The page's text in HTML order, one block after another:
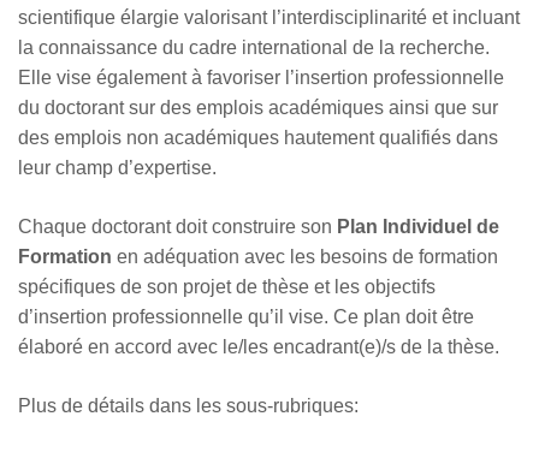
scientifique élargie valorisant l’interdisciplinarité et incluant
la connaissance du cadre international de la recherche.
Elle vise également à favoriser l’insertion professionnelle
du doctorant sur des emplois académiques ainsi que sur
des emplois non académiques hautement qualifiés dans
leur champ d’expertise.
Chaque doctorant doit construire son Plan Individuel de
Formation en adéquation avec les besoins de formation
spécifiques de son projet de thèse et les objectifs
d’insertion professionnelle qu’il vise. Ce plan doit être
élaboré en accord avec le/les encadrant(e)/s de la thèse.
Plus de détails dans les sous-rubriques: